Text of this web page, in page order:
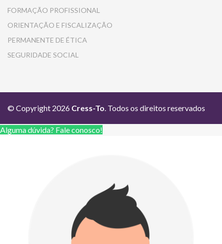
FORMAÇÃO PROFISSIONAL
ORIENTAÇÃO E FISCALIZAÇÃO
PERMANENTE DE ÉTICA
SEGURIDADE SOCIAL
© Copyright 2026 Cress-To. Todos os direitos reservados
Alguma dúvida? Fale conosco!